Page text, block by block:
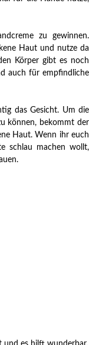
zu gewinnen.
Haut und nutze da
Körper gibt es noch
auch für empfindliche
das Gesicht. Um die
können, bekommt der
Haut. Wenn ihr euch
schlau machen wollt,